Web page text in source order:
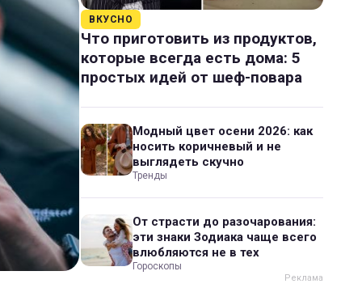
ВКУСНО
Что приготовить из продуктов,
которые всегда есть дома: 5
простых идей от шеф-повара
Модный цвет осени 2026: как
носить коричневый и не
выглядеть скучно
Тренды
От страсти до разочарования:
эти знаки Зодиака чаще всего
влюбляются не в тех
Гороскопы